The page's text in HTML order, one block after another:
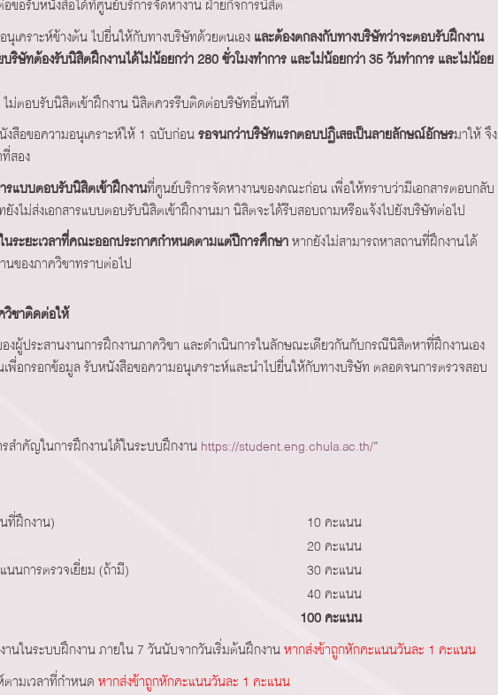
ขอรับหนังสือได้ที่ศูนย์บริการจัดหางาน ฝ่ายกิจการนิสิต
เคราะห์ข้างต้น ไปยื่นให้กับทางบริษัทด้วยตนเองและต้องตกลงกับทางบริษัทว่าจะตอบรับฝึกงาน
บริษัทต้องรับนิสิตฝึกงานได้ไม่น้อยกว่า 280 ชั่วโมงทำการ และไม่น้อยกว่า 35 วันทำการ และไม่น้อย
ม่ตอบรับนิสิตเข้าฝึกงาน นิสิตควรรีบติดต่อบริษัทอื่นทันที
สือขอความอนุเคราะห์ให้ 1 ฉบับก่อนรอจนกว่าบริษัทแรกตอบปฏิเสธเป็นลายลักษณ์อักษรมาให้ จึง
สอง
รแบบตอบรับนิสิตเข้าฝึกงานที่ศูนย์บริการจัดหางานของคณะก่อน เพื่อให้ทราบว่ามีเอกสารตอบกลับ
งไม่ส่งเอกสารแบบตอบรับนิสิตเข้าฝึกงานมา นิสิตจะได้รีบสอบถามหรือแจ้งไปยังบริษัทต่อไป
ระยะเวลาที่คณะออกประกาศกำหนดตามแต่ปีการศึกษาหากยังไม่สามารถหาสถานที่ฝึกงานได้
นของภาควิชาทราบต่อไป
ชาติดต่อให้
ผู้ประสานงานการฝึกงานภาควิชา และดำเนินการในลักษณะเดียวกันกับกรณีนิสิตหาที่ฝึกงานเอง
เพื่อกรอกข้อมูล รับหนังสือขอความอนุเคราะห์และนำไปยื่นให้กับทางบริษัท ตลอดจนการตรวจสอบ
สำคัญในการฝึกงานได้ในระบบฝึกงานhttps://student.eng.chula.ac.th/”
ที่ฝึกงาน)
10 คะแนน
20 คะแนน
นการตรวจเยี่ยม (ถ้ามี)
30 คะแนน
40 คะแนน
100 คะแนน
นในระบบฝึกงาน ภายใน 7 วันนับจากวันเริ่มต้นฝึกงานหากส่งช้าถูกหักคะแนนวันละ 1 คะแนน
ามเวลาที่กำหนดหากส่งช้าถูกหักคะแนนวันละ 1 คะแนน